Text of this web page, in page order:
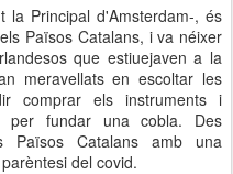
la Principal d'Amsterdam-, és
Països Catalans, i va néixer
que estiuejaven a la
meravellats en escoltar les
comprar els instruments i
per fundar una cobla. Des
Països Catalans amb una
del covid.